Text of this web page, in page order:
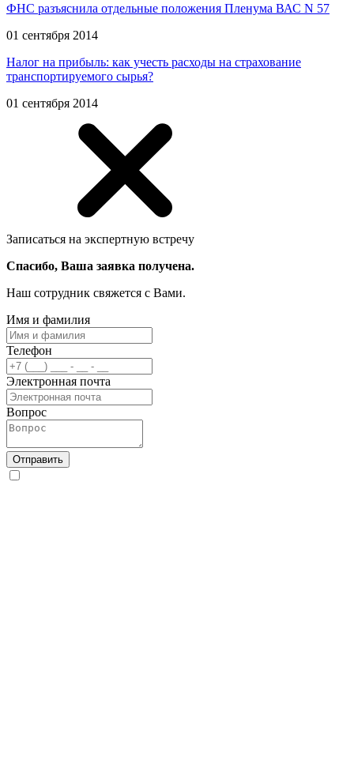
ФНС разъяснила отдельные положения Пленума ВАС N 57
01 сентября 2014
Налог на прибыль: как учесть расходы на страхование
транспортируемого сырья?
01 сентября 2014
Записаться на экспертную встречу
Спасибо, Ваша заявка получена.
Наш сотрудник свяжется с Вами.
Имя и фамилия
Телефон
Электронная почта
Вопрос
Отправить